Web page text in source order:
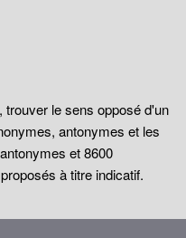
le sens opposé d'un
antonymes et les
et 8600
à titre indicatif.